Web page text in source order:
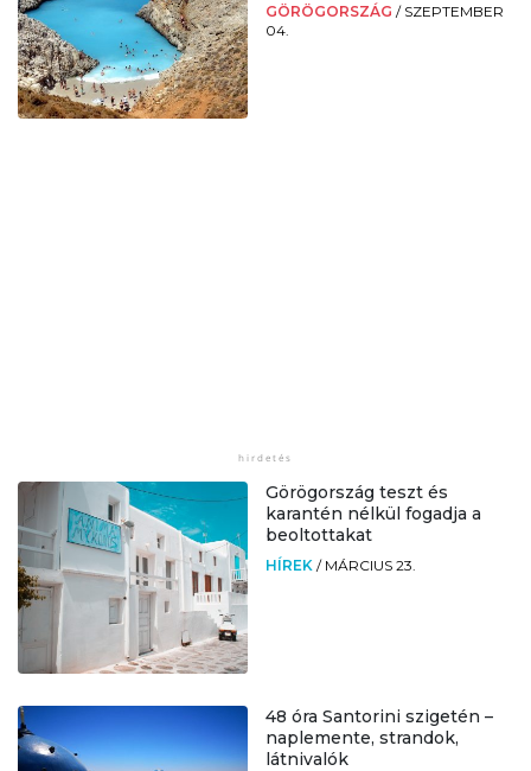
GÖRÖGORSZÁG / SZEPTEMBER
04.
Görögország teszt és
karantén nélkül fogadja a
beoltottakat
HÍREK / MÁRCIUS 23.
48 óra Santorini szigetén –
naplemente, strandok,
látnivalók